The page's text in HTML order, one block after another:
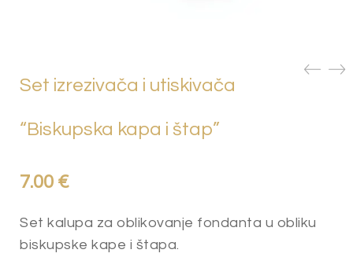
Set izrezivača i utiskivača
“Biskupska kapa i štap”
7.00 €
Set kalupa za oblikovanje fondanta u obliku
biskupske kape i štapa.